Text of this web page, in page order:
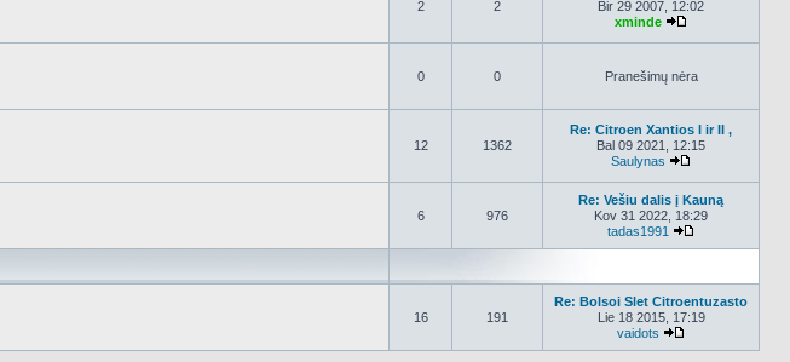
2 2
Bir 29 2007, 12:02
xminde
0 0 Pranešimų nėra
12 1362
Re: Citroen Xantios I ir II ,
Bal 09 2021, 12:15
Saulynas
6 976
Re: Vešiu dalis į Kauną
Kov 31 2022, 18:29
tadas1991
16 191
Re: Bolsoi Slet Citroentuzasto
Lie 18 2015, 17:19
vaidots